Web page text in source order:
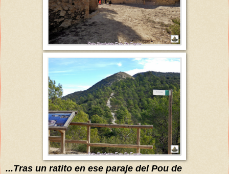
...Tras un ratito en ese paraje del Pou de